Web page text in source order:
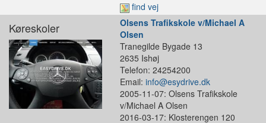
find vej
Køreskoler
Olsens Trafikskole v/Michael A
Olsen
Tranegilde Bygade 13
2635 Ishøj
Telefon: 24254200
Email: info@esydrive.dk
2005-11-07: Olsens Trafikskole
v/Michael A Olsen
2016-03-17: Klosterengen 120